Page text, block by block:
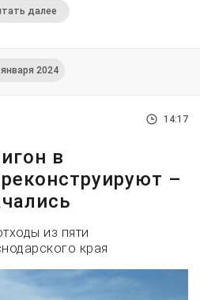
далее
2024
14:17
в
–
из пяти
края